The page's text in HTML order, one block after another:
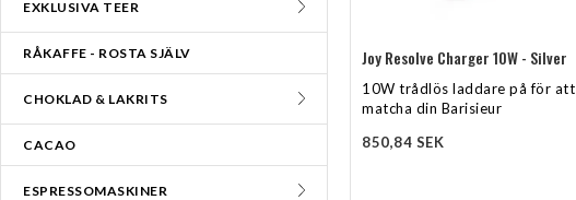
EXKLUSIVA TEER
RÅKAFFE - ROSTA SJÄLV
CHOKLAD & LAKRITS
CACAO
ESPRESSOMASKINER
Joy Resolve Charger 10W - Silver
10W trådlös laddare på för att
matcha din Barisieur
850,84 SEK